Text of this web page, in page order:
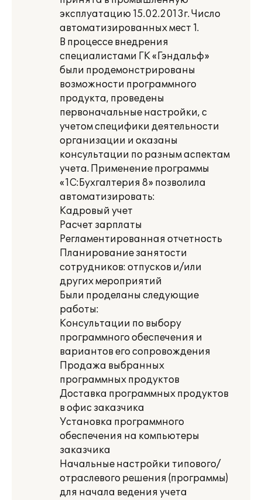
эксплуатацию 15.02.2013г. Число
автоматизированных мест 1.
В процессе внедрения
специалистами ГК «Гэндальф»
были продемонстрированы
возможности программного
продукта, проведены
первоначальные настройки, с
учетом специфики деятельности
организации и оказаны
консультации по разным аспектам
учета. Применение программы
«1С:Бухгалтерия 8» позволила
автоматизировать:
Кадровый учет
Расчет зарплаты
Регламентированная отчетность
Планирование занятости
сотрудников: отпусков и/или
других мероприятий
Были проделаны следующие
работы:
Консультации по выбору
программного обеспечения и
вариантов его сопровождения
Продажа выбранных
программных продуктов
Доставка программных продуктов
в офис заказчика
Установка программного
обеспечения на компьютеры
заказчика
Начальные настройки типового/
отраслевого решения (программы)
для начала ведения учета